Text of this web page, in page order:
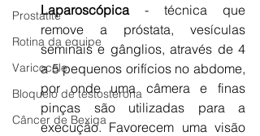
Prostatite
Rotina da equipe
Varicocele
Bloqueio de testosterona
Câncer de Bexiga
Laparoscópica - técnica que
remove a próstata, vesículas
seminais e gânglios, através de 4
a 5 pequenos orifícios no abdome,
por onde uma câmera e finas
pinças são utilizadas para a
execução. Favorecem uma visão